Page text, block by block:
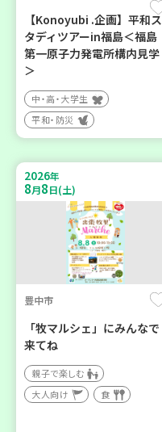
【Konoyubi .企画】平和ス
タディツアーin福島＜福島
第一原子力発電所構内見学
＞
中・高・大学生
平和・防災
2026年
8月8日(土)
豊中市
「牧マルシェ」にみんなで
来てね
親子で楽しむ
大人向け
食